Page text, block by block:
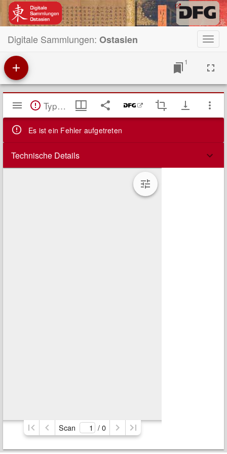
Digitale Sammlungen: Ostasien
1
Mirador
Viewer TypeError: Failed to fetch
Es ist ein Fehler aufgetreten
Technische Details
Scan / 0